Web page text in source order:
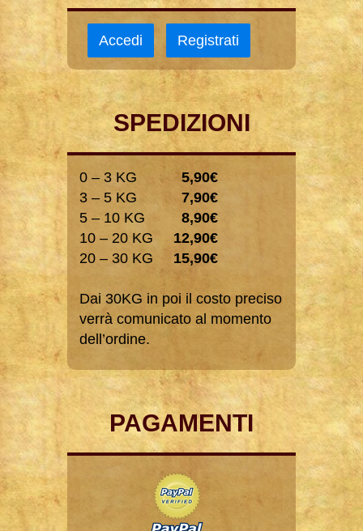
Accedi Registrati
SPEDIZIONI
0 – 3 KG 5,90€
3 – 5 KG 7,90€
5 – 10 KG 8,90€
10 – 20 KG 12,90€
20 – 30 KG 15,90€
Dai 30KG in poi il costo preciso
verrà comunicato al momento
dell’ordine.
PAGAMENTI